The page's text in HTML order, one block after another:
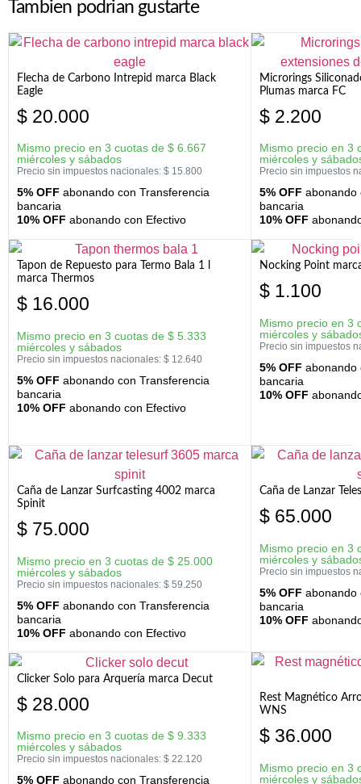
Tambien podrian gustarte
Flecha de Carbono Intrepid marca Black
Eagle
$ 20.000
Mismo precio en 3 cuotas de $ 6.667
miércoles y sábados
Precio sin impuestos nacionales: $ 15.800
5% OFF abonando con Transferencia
bancaria
10% OFF abonando con Efectivo
Microrings
Plumas marca FC
$ 2.200
Mismo precio en 3
miércoles y
Precio sin impuestos
5% OFF abonando
bancaria
10% OFF
Tapon de Repuesto para Termo Bala 1 l
marca Thermos
$ 16.000
Mismo precio en 3 cuotas de $ 5.333
miércoles y sábados
Precio sin impuestos nacionales: $ 12.640
5% OFF abonando con Transferencia
bancaria
10% OFF abonando con Efectivo
Nocking Point
$ 1.100
Mismo precio en 3
miércoles y
Precio sin impuestos
5% OFF abonando
bancaria
10% OFF
Caña de Lanzar Surfcasting 4002 marca
Spinit
$ 75.000
Mismo precio en 3 cuotas de $ 25.000
miércoles y sábados
Precio sin impuestos nacionales: $ 59.250
5% OFF abonando con Transferencia
bancaria
10% OFF abonando con Efectivo
Caña de Lanzar
$ 65.000
Mismo precio en 3
miércoles y
Precio sin impuestos
5% OFF abonando
bancaria
10% OFF
Clicker Solo para Arquería marca Decut
$ 28.000
Mismo precio en 3 cuotas de $ 9.333
miércoles y sábados
Precio sin impuestos nacionales: $ 22.120
5% OFF abonando con Transferencia
Rest Magnético
WNS
$ 36.000
Mismo precio en 3
miércoles y